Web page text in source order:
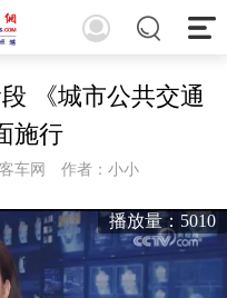
《城市公共交通
施行
车网 作者：小小
播放量：5010